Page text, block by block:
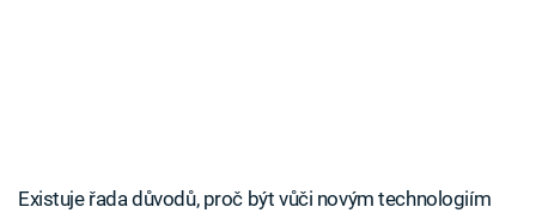
Existuje řada důvodů, proč být vůči novým technologiím